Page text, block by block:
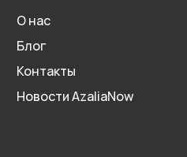
О нас
Блог
Контакты
Новости AzaliaNow